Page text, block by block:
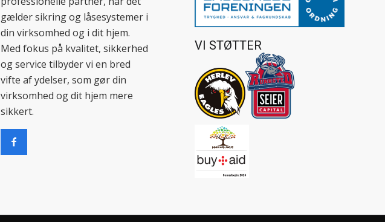
gælder sikring og låsesystemer i
din virksomhed og i dit hjem.
Med fokus på kvalitet, sikkerhed
og service tilbyder vi en bred
vifte af ydelser, som gør din
virksomhed og dit hjem mere
sikkert.
VI STØTTER